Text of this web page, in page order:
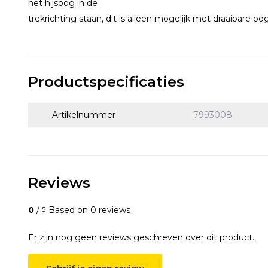
het hijsoog in de
trekrichting staan, dit is alleen mogelijk met draaibare
Productspecificaties
Artikelnummer 7993008
Reviews
0 / 5 Based on 0 reviews
Er zijn nog geen reviews geschreven over dit product..